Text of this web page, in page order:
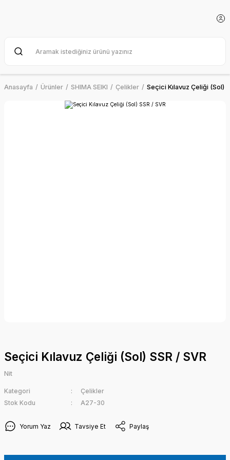
Anasayfa Ürünler SHIMA SEIKI Çelikler Seçici Kılavuz Çeliği (Sol)
Seçici Kılavuz Çeliği (Sol) SSR / SVR
Nit
Kategori
Çelikler
Stok Kodu
A27-30
Yorum Yaz Tavsiye Et Paylaş